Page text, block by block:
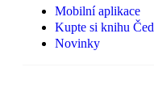
Mobilní aplikace
Kupte si knihu
Novinky